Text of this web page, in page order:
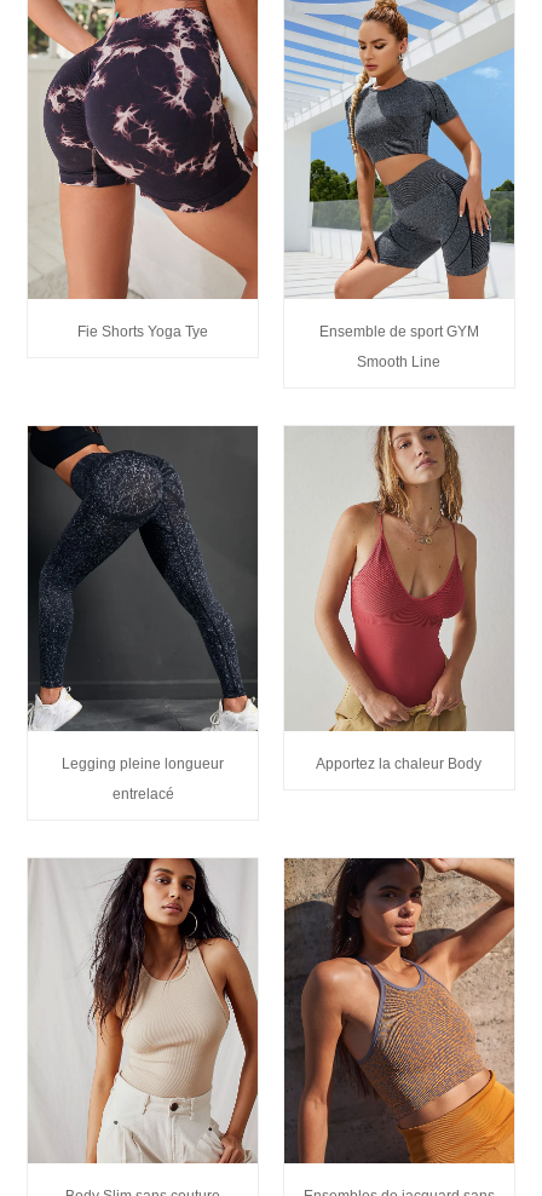
Fie Shorts Yoga Tye
Ensemble de sport GYM
Smooth Line
Legging pleine longueur
entrelacé
Apportez la chaleur Body